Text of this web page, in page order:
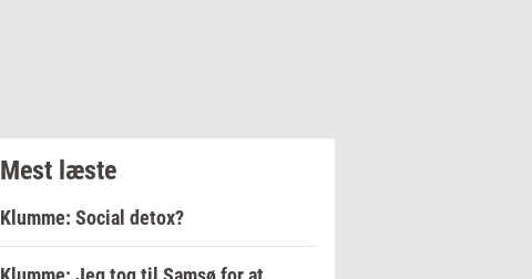
Mest læste
Klumme: Social detox?